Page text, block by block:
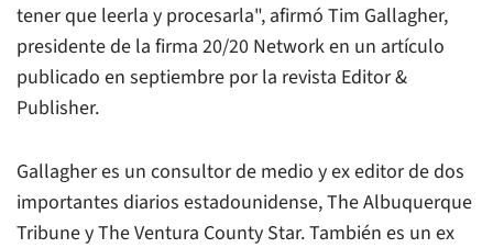
tener que leerla y procesarla", afirmó Tim Gallagher,
presidente de la firma 20/20 Network en un artículo
publicado en septiembre por la revista Editor &
Publisher.
Gallagher es un consultor de medio y ex editor de dos
importantes diarios estadounidense,The Albuquerque
TribuneyThe Ventura County Star. También es un ex